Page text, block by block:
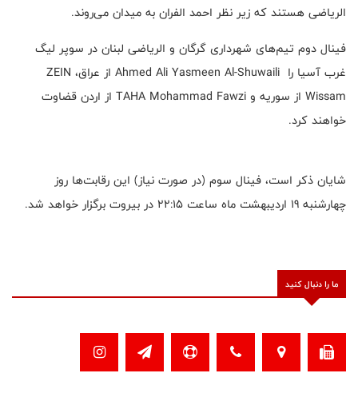
الریاضی هستند که زیر نظر احمد الفران به میدان می‌روند.
فینال دوم تیم‌های شهرداری گرگان و الریاضی لبنان در سوپر لیگ
غرب آسیا را Ahmed Ali Yasmeen Al-Shuwaili از عراق، ZEIN
Wissam از سوریه و TAHA Mohammad Fawzi از اردن قضاوت
خواهند کرد.
شایان ذکر است، فینال سوم (در صورت نیاز) این رقابت‌ها روز
چهارشنبه 19 اردیبهشت ماه ساعت 22:15 در بیروت برگزار خواهد شد.
ما را دنبال کنید